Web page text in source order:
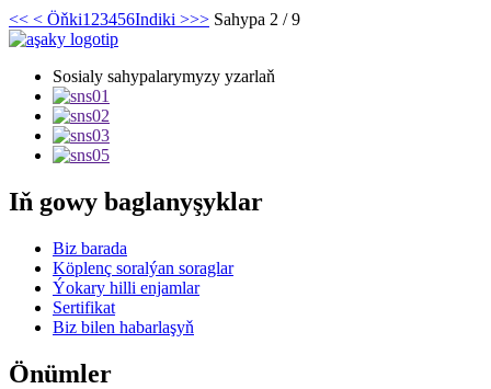
<< < Öňki1 23456Indiki >>> Sahypa 2 / 9
Sosialy sahypalarymyzy yzarlaň
Iň gowy baglanyşyklar
Biz barada
Köplenç soralýan soraglar
Ýokary hilli enjamlar
Sertifikat
Biz bilen habarlaşyň
Önümler